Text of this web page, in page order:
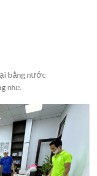
bằng nước
nhẹ.